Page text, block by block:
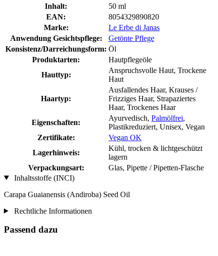
Inhalt:
50 ml
EAN:
8054329890820
Marke:
Le Erbe di Janas
Anwendung Gesichtspflege:
Getönte Pflege
Konsistenz/Darreichungsform: Öl
Produktarten:
Hautpflegeöle
Hauttyp:
Anspruchsvolle Haut, Trockene
Haut
Haartyp:
Ausfallendes Haar, Krauses /
Frizziges Haar, Strapaziertes
Haar, Trockenes Haar
Eigenschaften:
Ayurvedisch, Palmölfrei,
Plastikreduziert, Unisex, Vegan
Zertifikate:
Vegan OK
Lagerhinweis:
Kühl, trocken & lichtgeschützt
lagern
Verpackungsart:
Glas, Pipette / Pipetten-Flasche
Inhaltsstoffe (INCI)
Carapa Guaianensis (Andiroba) Seed Oil
Rechtliche Informationen
Passend dazu